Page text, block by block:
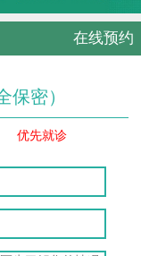
在线预约
保密）
优先就诊